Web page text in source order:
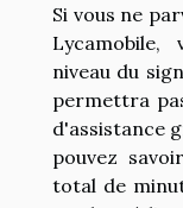
Si vous ne
niveau du
permettra
d'assistance
pouvez
total de